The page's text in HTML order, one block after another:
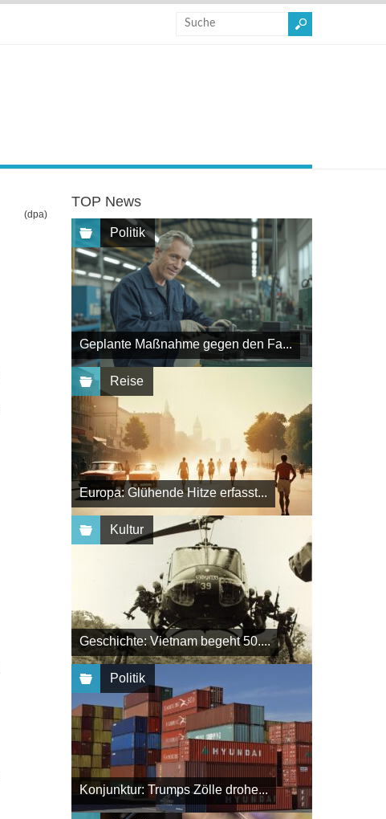
(dpa)
TOP News
Politik
Geplante Maßnahme gegen den Fa...
Reise
Europa: Glühende Hitze erfasst...
Kultur
Geschichte: Vietnam begeht 50....
Politik
Konjunktur: Trumps Zölle drohe...